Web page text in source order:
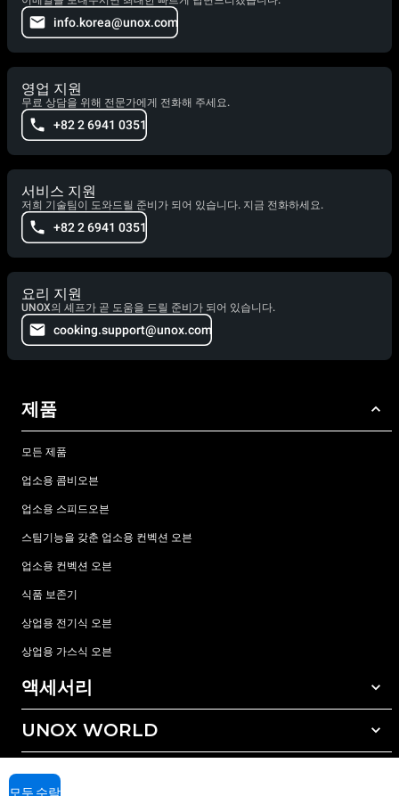
info.korea@unox.com
영업 지원
무료 상담을 위해 전문가에게 전화해 주세요.
+82 2 6941 0351
서비스 지원
저희 기술팀이 도와드릴 준비가 되어 있습니다. 지금 전화하세요.
+82 2 6941 0351
요리 지원
UNOX의 셰프가 곧 도움을 드릴 준비가 되어 있습니다.
cooking.support@unox.com
제품
모든 제품
업소용 콤비오븐
업소용 스피드오븐
스팀기능을 갖춘 업소용 컨벡션 오븐
업소용 컨벡션 오븐
식품 보존기
상업용 전기식 오븐
상업용 가스식 오븐
액세서리
모든 액세서리
자동세척 세정제
수동세척 세정제
UNOX WORLD
전세계 지사
서비스
모두 수락